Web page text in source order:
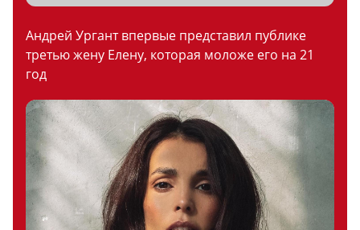
Андрей Ургант впервые представил публике
третью жену Елену, которая моложе его на 21
год